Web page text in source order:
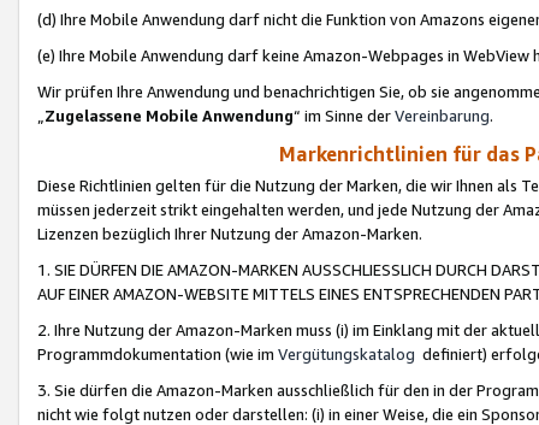
(d) Ihre Mobile Anwendung darf nicht die Funktion von Amazons
(e) Ihre Mobile Anwendung darf keine Amazon-Webpages in WebView
Wir prüfen Ihre Anwendung und benachrichtigen Sie, ob sie
„Zugelassene Mobile Anwendung“ im Sinne derVereinbarung.
Markenrichtlinien für das
Diese Richtlinien gelten für die Nutzung der Marken, die wir Ihnen als
müssen jederzeit strikt eingehalten werden, und jede Nutzung der
Lizenzen bezüglich Ihrer Nutzung der Amazon-Marken.
1. SIE DÜRFEN DIE AMAZON-MARKEN AUSSCHLIESSLICH DURCH
AUF EINER AMAZON-WEBSITE MITTELS EINES ENTSPRECHENDEN
2. Ihre Nutzung der Amazon-Marken muss (i) im Einklang mit der
Programmdokumentation (wie im Vergütungskatalog definiert)
3. Sie dürfen die Amazon-Marken ausschließlich für den in der
nicht wie folgt nutzen oder darstellen: (i) in einer Weise, die ein